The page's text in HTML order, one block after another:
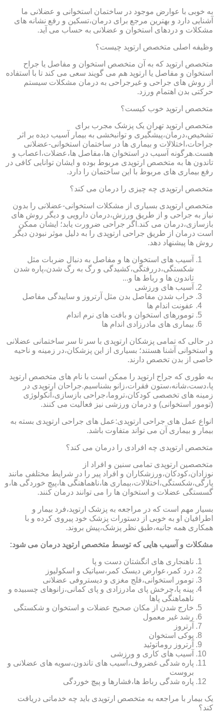
به خوبی با عوارض موجود در ساختمان استخوانی و عضلانی ما
آشنایی دارد و بهترین مرجع برای درمان،تسکین و رفع نشانه های
مشکلات و دردهای استخوان و عضلانی به حساب می آید.
وظیفه اصلی متخصص ارتوپد چیست؟
متخصص ارتوپد که به آن متخصص استخوان و مفاصل یا جراح
استخوان و مفاصل یا ارتوپد هم می گویند سعی می کند تا با استفاده
از روش های جراحی و غیرجراحی به درمان مشکلات سیستم
حرکتی بدن اهتمام ورزد.
متخصص ارتوپد خوب کیست؟
متخصص ارتوپد تهران یک پزشک مجرب برای
تشخیص،درمان،پیشگیری و توانبخشی به بیمار آسیب دیده بر اثر
جراحات،اختلالات و بیماری ها در ساختمان استخوانی-عضلانی
هست.هرگونه آسیب در استخوان ها،مفاصل ها،عضلات،اعصاب و
تاندون ها به متخصص ارتوپدی مربوط بوده و ایشان توانایی کافی در
رفع بیماری های مربوط با این ساختمان را دارد.
متخصص ارتوپدی چه چیزی را درمان می کند؟
متخصص ارتوپدی بسیاری از مشکلات استخوانی-عضلانی را بدون
نیاز به جراحی و از طریق ورزش،درمان دارویی و دیگر روش های
بازسازی،درمان می کند.اگر جراحی ضرورت یابد؛ ایشان ممکن
است درمان از طریق جراحی ارتوپدی را به دلیل موثر نبودن دیگر
روش ها پیشنهاد دهد.
آسیب های استخوان ها و مفاصل به دنبال ضربات مثل
شکستگی،دررفتگی،کشیدگی و رگ به رگ شدن،پاره شدن
تاندون ها و رباط ها و...
آسیب های ورزشی
خراب شدن مفاصل بدن مثل آرتروز و ساییدگی مفاصل
عفونت اندام ها
تومورهای استخوان و بافت های نرم اندام
بیماری های مادرزادی اندام ها
در حالی که تمامی پزشکان ارتوپدی با سر تا سر ساختمانی عضلانی
و استخوانی آشنا هستند؛ بسیاری از این پزشکان،در زمینه و ناحیه
خاصی از بدن تخصص دارند.
به طوری که جراح ارتوپد را ممکن است با نام های متخصص ارتوپد
پا،دست،شانه،ستون فقرات،زانو بشناسیم.جراحان ارتوپدی در
زمینه های تخصصی کودکان،تروما،جراحی بازسازی،آنکولوژی
(تومور استخوانی) و درمان ورزشی نیز فعالیت می کنند.
انواع عمل های جراحی ارتوپدی:عمل های جراحی ارتوپدی بسته به
بیمار و بیماری آن می تواند متفاوت باشد.
متخصص ارتوپدی چه افرادی را درمان می کند؟
متخصصین ارتوپدی تمامی سنین و افراد از
نوزادان،کودکان،ورزشکاران و افراد پیر را در شرایط مختلفی مانند
پارگی،شکستگی،اختلالات،بیماری ها،ناهماهنگی ها،پیچ خوردگی ها،و
گسستگی عضلات و استخوان ها را می توانند درمان کنند.
بسیار مهم است که در مراجعه به پزشک ارتوپد،فرد بیمار و
اطرافیان او به خوبی از دستورات پزشک خود پیروی کرده و با
همکاری همه جانبه،طبق نظر پزشک،پیش بروند.
مشکلات و آسیب هایی که توسط متخصص ارتوپد درمان می شود:
ناهنجاری های انگشتان دست و پا
درد کمر،عوارض دیسک کمر،سیاتیک و اسکولیوز
تومور استخوانی،فلج مغزی و دیستروفی عضلانی
پینه پا،چرخش پای مادرزادی و پای کمانی،زانوهای چسبیده و
ناهماهنگی پاها
خارج شدن از مکان صحیح عضلات و استخوان و شکستگی
رشد غیر معمول
آرتروز
پوکی استخوان
آرتروز روماتوئید
آسیب های کاری و ورزشی
پاره شدگی غضروف،آسیب های تاندون،سویه های عضلانی و
بروست
پاره شدگی رباط ها،فشارها و پیچ خوردگی
یک بیمار با مراجعه به متخصص ارتوپدی باید چه خدماتی دریافت
کند؟